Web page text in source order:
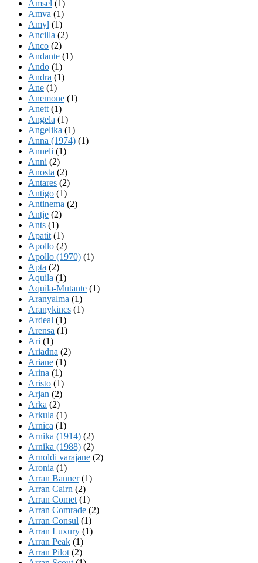
Amsel (1)
Amva (1)
Amyl (1)
Ancilla (2)
Anco (2)
Andante (1)
Ando (1)
Andra (1)
Ane (1)
Anemone (1)
Anett (1)
Angela (1)
Angelika (1)
Anna (1974) (1)
Anneli (1)
Anni (2)
Anosta (2)
Antares (2)
Antigo (1)
Antinema (2)
Antje (2)
Ants (1)
Apatit (1)
Apollo (2)
Apollo (1970) (1)
Apta (2)
Aquila (1)
Aquila-Mutante (1)
Aranyalma (1)
Aranykincs (1)
Ardeal (1)
Arensa (1)
Ari (1)
Ariadna (2)
Ariane (1)
Arina (1)
Aristo (1)
Arjan (2)
Arka (2)
Arkula (1)
Arnica (1)
Arnika (1914) (2)
Arnika (1988) (2)
Arnoldi varajane (2)
Aronia (1)
Arran Banner(1)
Arran Cairn (2)
Arran Comet (1)
Arran Comrade (2)
Arran Consul (1)
Arran Luxury (1)
Arran Peak (1)
Arran Pilot (2)